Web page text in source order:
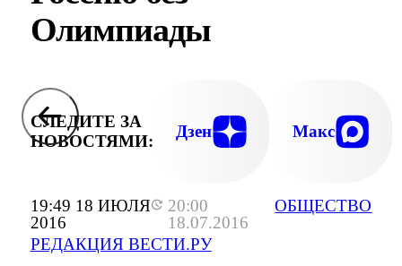
19:49 18 ИЮЛЯ
2016
20:00
18.07.2016
РЕДАКЦИЯ ВЕСТИ.РУ
ОБЩЕСТВО
Олимпиады
СЛЕДИТЕ ЗА
НОВОСТЯМИ:
Дзен Макс